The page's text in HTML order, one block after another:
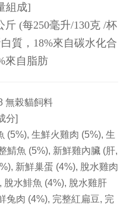
組成]
斤 (每250毫升/130克 /杯
質，18%來自碳水化合
來自脂肪
無榖貓飼料
分]
(5%), 生鮮火雞肉 (5%), 生
鯖魚 (5%), 新鮮雞內臟 (肝,
新鮮巢蛋 (4%), 脫水雞肉
脫水鯡魚 (4%), 脫水雞肝
兔肉 (4%), 完整紅扁豆, 完